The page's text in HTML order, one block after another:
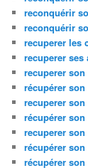
reconquérir
reconquérir
recuperer les
recuperer ses
recuperer son
récupérer
recuperer
récupérer
recuperer
récupérer
récupérer